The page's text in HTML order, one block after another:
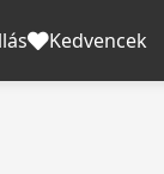
Kedvencek